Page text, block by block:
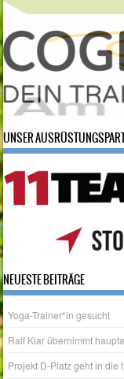
UNSER
NEUESTE BEITRÄGE
Yoga-Trainer*in gesucht
Ralf Klar übernimmt
Projekt D-Platz geht in die